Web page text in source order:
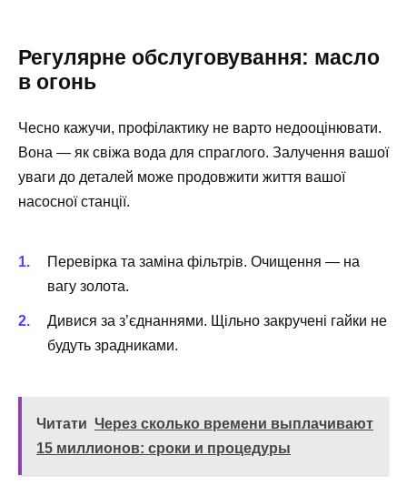
Регулярне обслуговування: масло
в огонь
Чесно кажучи, профілактику не варто недооцінювати.
Вона — як свіжа вода для спраглого. Залучення вашої
уваги до деталей може продовжити життя вашої
насосної станції.
Перевірка та заміна фільтрів. Очищення — на
вагу золота.
Дивися за з’єднаннями. Щільно закручені гайки не
будуть зрадниками.
Читати Через сколько времени выплачивают
15 миллионов: сроки и процедуры